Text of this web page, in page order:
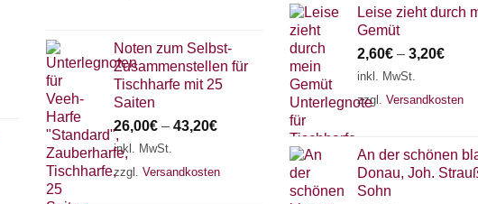
Noten zum Selbst-
Zusammenstellen für
Tischharfe mit 25
Saiten
26,00€ – 43,20€
inkl. MwSt.
zzgl. Versandkosten
Leise zieht durch
Gemüt
2,60€ – 3,20€
inkl. MwSt.
zzgl. Versandkosten
An der schönen
Donau, Joh.
Sohn